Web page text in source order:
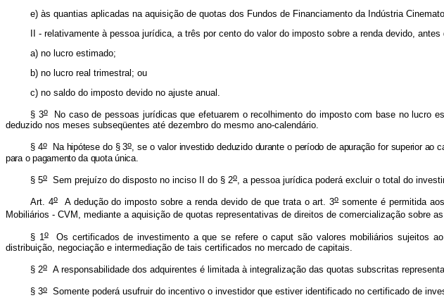
e) às quantias aplicadas na aquisição de quotas dos Fundos de Financiamento da Indústria
II - relativamente à pessoa jurídica, a três por cento do valor do imposto sobre a renda devido,
a) no lucro estimado;
b) no lucro real trimestral; ou
c) no saldo do imposto devido no ajuste anual.
§ 3oNo caso de pessoas jurídicas que efetuarem o recolhimento do imposto com base no lucro
deduzido nos meses subseqüentes até dezembro do mesmo ano-calendário.
§ 4oNa hipótese do § 3o, se o valor investido deduzido durante o período de apuração for superior
para o pagamento da quota única.
§ 5o Sem prejuízo do disposto no inciso II do § 2o , a pessoa jurídica poderá excluir o total do
Art. 4oA dedução do imposto sobre a renda devido de que trata o art. 3osomente é permitida
Mobiliários - CVM, mediante a aquisição de quotas representativas de direitos de comercialização sobre
§ 1oOs certificados de investimento a que se refere o caput são valores mobiliários sujeitos
distribuição, negociação e intermediação de tais certificados no mercado de capitais.
§ 2o A responsabilidade dos adquirentes é limitada à integralização das quotas subscritas
§ 3o Somente poderá usufruir do incentivo o investidor que estiver identificado no certificado de